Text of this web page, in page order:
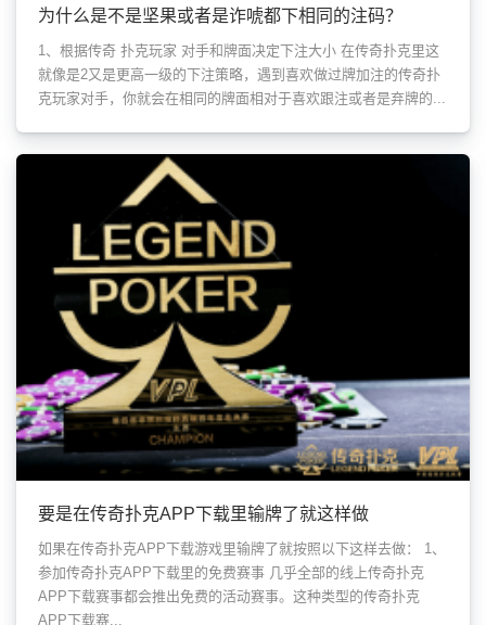
为什么是不是坚果或者是诈唬都下相同的注码？
1、根据传奇 扑克玩家 对手和牌面决定下注大小 在传奇扑克里这
就像是2又是更高一级的下注策略，遇到喜欢做过牌加注的传奇扑
克玩家对手，你就会在相同的牌面相对于喜欢跟注或者是弃牌的...
要是在传奇扑克APP下载里输牌了就这样做
如果在传奇扑克APP下载游戏里输牌了就按照以下这样去做： 1、
参加传奇扑克APP下载里的免费赛事 几乎全部的线上传奇扑克
APP下载赛事都会推出免费的活动赛事。这种类型的传奇扑克
APP下载赛...